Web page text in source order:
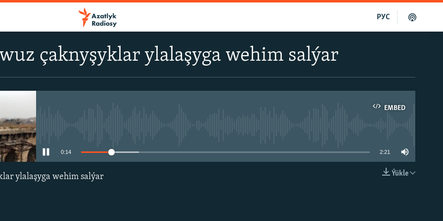
РУС
çaknyşyklar ylalaşyga wehim salýar
EMBED
0:15 2:21
Ýükle
ylalaşyga wehim salýar